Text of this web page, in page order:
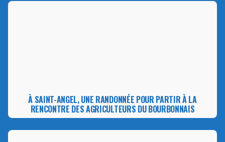
À SAINT-ANGEL, UNE RANDONNÉE POUR PARTIR À LA
RENCONTRE DES AGRICULTEURS DU BOURBONNAIS